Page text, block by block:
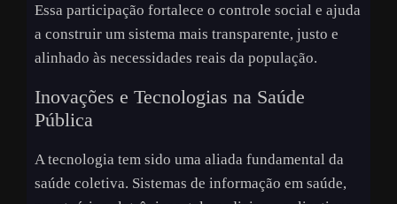
Essa participação fortalece o controle social e ajuda
a construir um sistema mais transparente, justo e
alinhado às necessidades reais da população.
Inovações e Tecnologias na Saúde
Pública
A tecnologia tem sido uma aliada fundamental da
saúde coletiva. Sistemas de informação em saúde,